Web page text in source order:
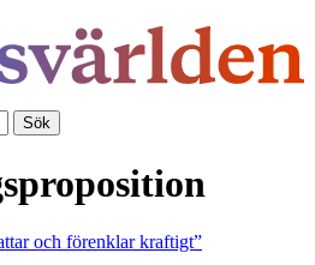
Sök